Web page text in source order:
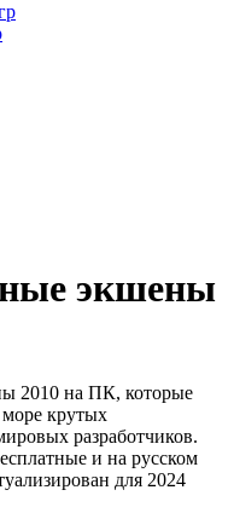
экшены
2010 на ПК, которые
крутых
разработчиков.
и на русском
для 2024